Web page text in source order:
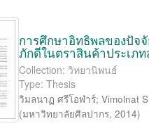
การศึกษาอิทธิพลของปัจ
ภักดีในตราสินค้าประเภ
Collection: วิทยานิพนธ์
Type: Thesis
วิมลนาฏ ศรีโอฬาร์; Vimolnat
(มหาวิทยาลัยศิลปากร, 2014)